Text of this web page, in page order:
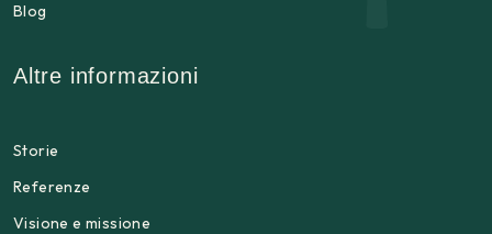
Blog
Altre informazioni
Storie
Referenze
Visione e missione